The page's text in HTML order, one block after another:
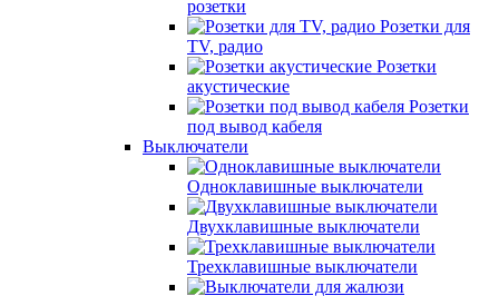
розетки
Розетки для
TV, радио
Розетки
акустические
Розетки
под вывод кабеля
Выключатели
Одноклавишные выключатели
Двухклавишные выключатели
Трехклавишные выключатели